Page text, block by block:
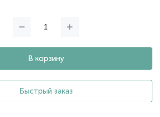
В корзину
Быстрый заказ